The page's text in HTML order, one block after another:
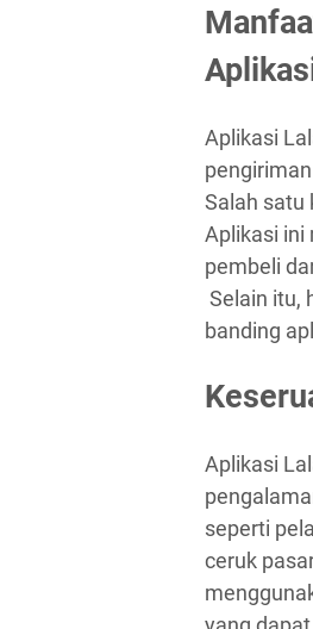
Aplikasi
Salah satu
Aplikasi ini
pembeli
Selain itu,
banding
Aplikasi
seperti
ceruk